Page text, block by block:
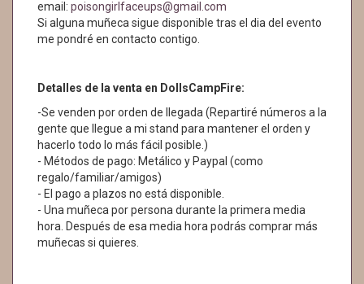
email: poisongirlfaceups@gmail.com
Si alguna muñeca sigue disponible tras el dia del evento
me pondré en contacto contigo.
Detalles de la venta en DollsCampFire:
-Se venden por orden de llegada (Repartiré números a la
gente que llegue a mi stand para mantener el orden y
hacerlo todo lo más fácil posible.)
- Métodos de pago: Metálico y Paypal (como
regalo/familiar/amigos)
- El pago a plazos no está disponible.
- Una muñeca por persona durante la primera media
hora. Después de esa media hora podrás comprar más
muñecas si quieres.